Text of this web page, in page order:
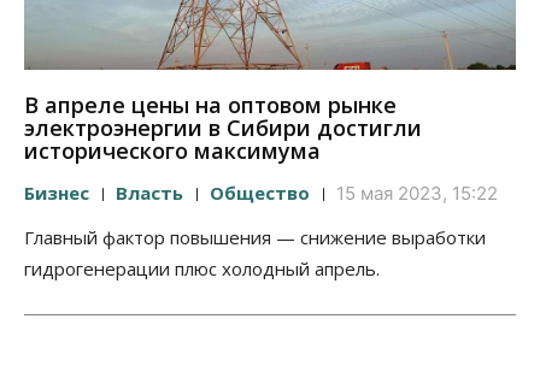
В апреле цены на оптовом рынке
электроэнергии в Сибири достигли
исторического максимума
Бизнес Власть Общество 15 мая 2023, 15:22
Главный фактор повышения — снижение выработки
гидрогенерации плюс холодный апрель.